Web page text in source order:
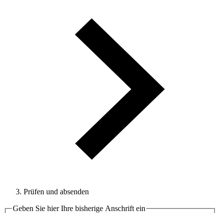
Prüfen und absenden
Geben Sie hier Ihre bisherige Anschrift ein